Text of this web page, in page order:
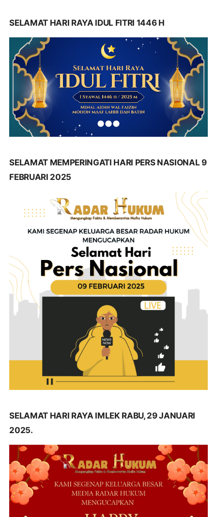
SELAMAT HARI RAYA IDUL FITRI 1446 H
SELAMAT MEMPERINGATI HARI PERS NASIONAL 9
FEBRUARI 2025
SELAMAT HARI RAYA IMLEK RABU, 29 JANUARI
2025.